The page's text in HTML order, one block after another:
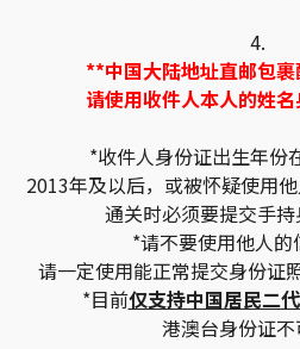
4.
**中国大陆地址直邮包裹
请使用收件人本人的姓
*收件人身份证出生年份
2013年及以后，或被怀疑使用他
通关时必须要提交手持
*请不要使用他人的
请一定使用能正常提交身份证
*目前仅支持中国居民二
港澳台身份证不